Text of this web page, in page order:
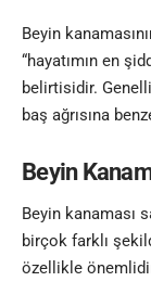
Beyin
“hayatımın en
belirtisidir.
baş ağrısına
Beyin
Beyin kanaması
birçok farklı
özellikle